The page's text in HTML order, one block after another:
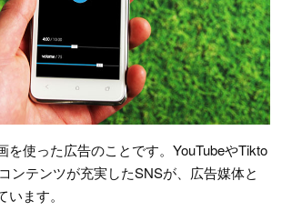
を使った広告のことです。YouTubeやTikto
ンテンツが充実したSNSが、広告媒体と
ます。